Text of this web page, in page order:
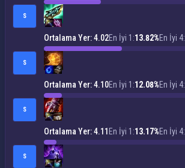
S
Ortalama Yer: 4.02En İyi 1:13.82%En İyi 4:
S
Ortalama Yer: 4.10En İyi 1:12.08%En İyi 4:
S
Ortalama Yer: 4.11 En İyi 1:13.17%En İyi 4:
S